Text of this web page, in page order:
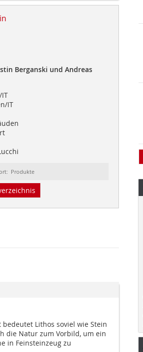
Berganski und Andreas
IT
Produkte
Lithos soviel wie Stein
die Natur zum Vorbild, um ein
in Feinsteinzeug zu